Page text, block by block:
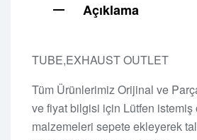
Açıklama
TUBE,EXHAUST OUTLET
Tüm Ürünlerimiz Orijinal ve
ve fiyat bilgisi için Lütfen
malzemeleri sepete ekleyerek